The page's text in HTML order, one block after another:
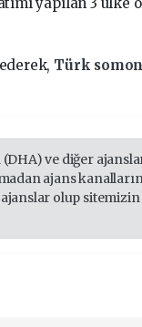
Türk
ve diğer
ajans
olup